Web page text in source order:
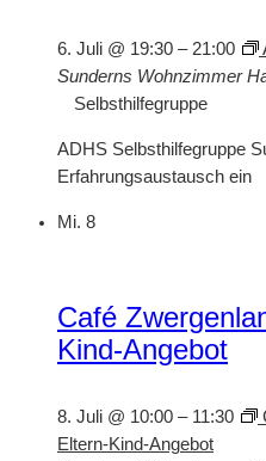
6. Juli @ 19:30 –21:00
Sunderns Wohnzimmer
Selbsthilfegruppe
ADHS Selbsthilfegruppe
Erfahrungsaustausch ein
Mi. 8
Café
Kind-Angebot
8. Juli @ 10:00 – 11:30
Eltern-Kind-Angebot